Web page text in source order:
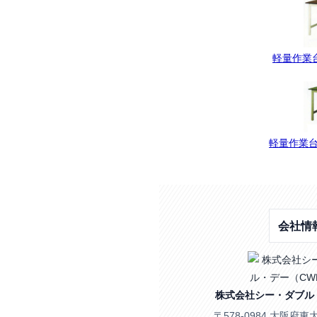
軽量作業
軽量作業
会社情
株式会社シー・ダブ